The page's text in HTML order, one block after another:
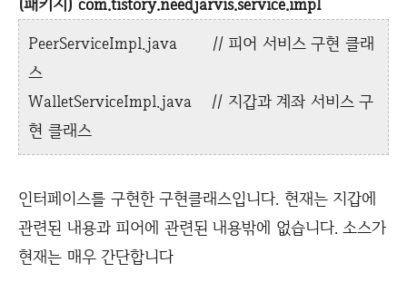
PeerServiceImpl.java // 피어 서비스 구현 클래
스
WalletServiceImpl.java // 지갑과 계좌 서비스 구
현 클래스
인터페이스를 구현한 구현클래스입니다. 현재는 지갑에
관련된 내용과 피어에 관련된 내용밖에 없습니다. 소스가
현재는 매우 간단합니다